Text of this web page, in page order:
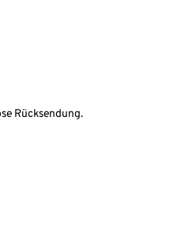
Rücksendung.